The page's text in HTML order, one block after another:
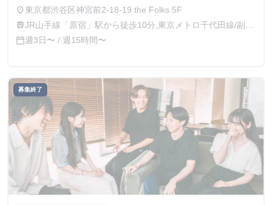
place東京都渋谷区神宮前2-18-19 the Folks 5F
trainJR山手線「原宿」駅から徒歩10分,東京メトロ千代田線/副都
心線「明治神宮前」駅から徒歩8分
calendar_today週3日〜 / 週15時間〜
募集終了